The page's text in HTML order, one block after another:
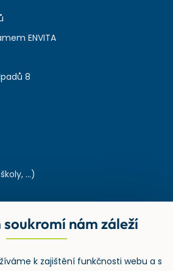
ENVITA
8
...)
v odpadech
soukromí nám záleží
k zajištění funkčnosti webu a s